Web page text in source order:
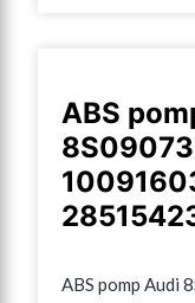
ABS
ABS pomp Audi